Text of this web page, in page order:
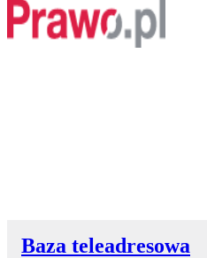
Baza teleadresowa